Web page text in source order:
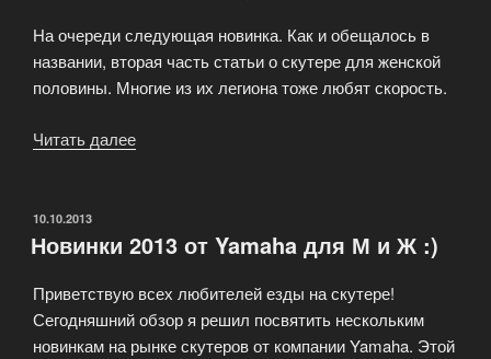
На очереди следующая новинка. Как и обещалось в
названии, вторая часть статьи о скутере для женской
половины. Многие из их легиона тоже любят скорость.
Читать далее
ОПУБЛИКОВАНО
10.10.2013
Новинки 2013 от Yamaha для М и Ж :)
Приветствую всех любителей езды на скутере!
Сегодняшний обзор я решил посвятить нескольким
новинкам на рынке скутеров от компании Yamaha. Этой